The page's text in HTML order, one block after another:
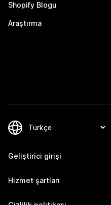
Shopify Blogu
Araştırma
Geliştirici girişi
Hizmet şartları